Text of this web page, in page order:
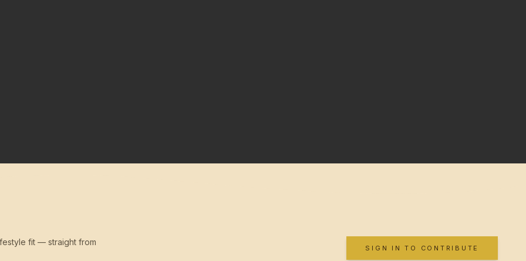
fit — straight from
SIGN IN TO CONTRIBUTE